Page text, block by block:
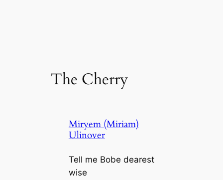
The Cherry
Miryem (Miriam)
Ulinover
Tell me Bobe dearest
wise